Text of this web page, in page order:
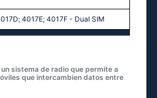
4017E; 4017F - Dual SIM
sistema de radio que permite a
que intercambien datos entre